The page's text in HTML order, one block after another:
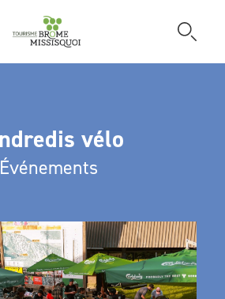
vélo
Événements